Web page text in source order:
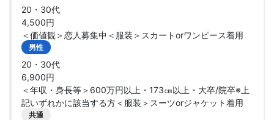
20・30代
4,500円
＜価値観＞恋人募集中＜服装＞スカートorワンピース着用
男性
20・30代
6,900円
＜年収・身長等＞600万円以上・173㎝以上・大卒/院卒※上
記いずれかに該当する方＜服装＞スーツorジャケット着用
共通